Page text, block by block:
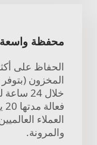
محفظة
خلال
العملاء
والمرونة.